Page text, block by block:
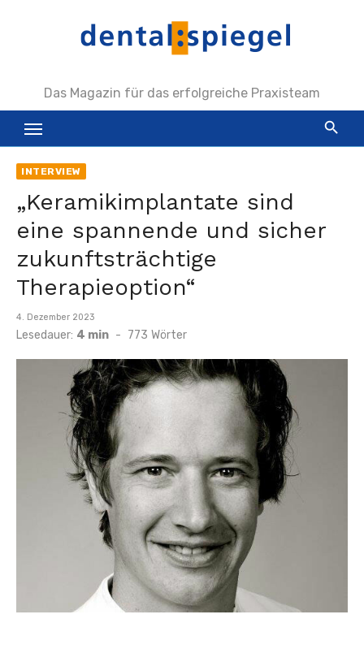
Das Magazin für das erfolgreiche Praxisteam
INTERVIEW
„Keramikimplantate sind
eine spannende und sicher
zukunftsträchtige
Therapieoption“
Veröffentlicht
am
4. Dezember 2023
Lesedauer: 4 min - 773 Wörter